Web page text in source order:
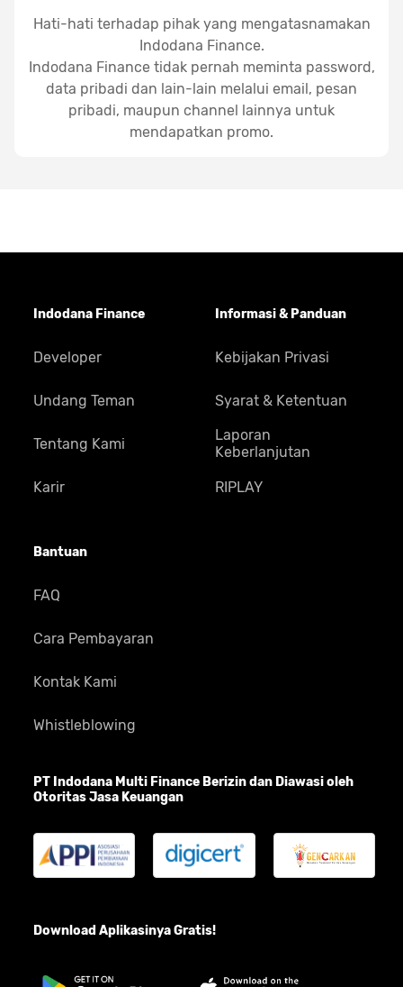
Hati-hati terhadap pihak yang mengatasnamakan
Indodana Finance.
Indodana Finance tidak pernah meminta password,
data pribadi dan lain-lain melalui email, pesan
pribadi, maupun channel lainnya untuk
mendapatkan promo.
Indodana Finance
Developer
Undang Teman
Tentang Kami
Karir
Bantuan
FAQ
Cara Pembayaran
Kontak Kami
Whistleblowing
Informasi & Panduan
Kebijakan Privasi
Syarat & Ketentuan
Laporan
Keberlanjutan
RIPLAY
PT Indodana Multi Finance Berizin dan Diawasi oleh
Otoritas Jasa Keuangan
Download Aplikasinya Gratis!